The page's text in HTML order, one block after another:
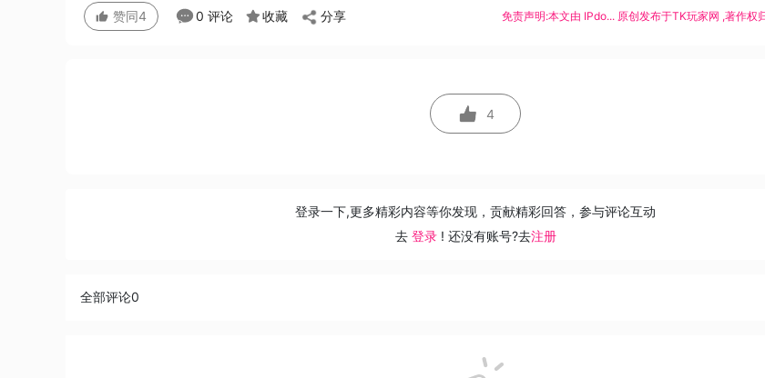
赞同4 0 评论 收藏 分享 免责声明:本文由 IPdo... 原创发布于TK玩家网 ,著作权
4
登录一下,更多精彩内容等你发现，贡献精彩回答，参与评论互动
去 登录 ! 还没有账号?去注册
全部评论0